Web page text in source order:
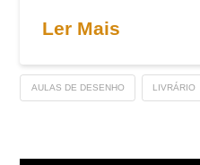
Ler Mais
AULAS DE DESENHO LIVRÁRIO